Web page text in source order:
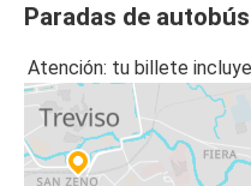
Paradas de
Atención: tu billete